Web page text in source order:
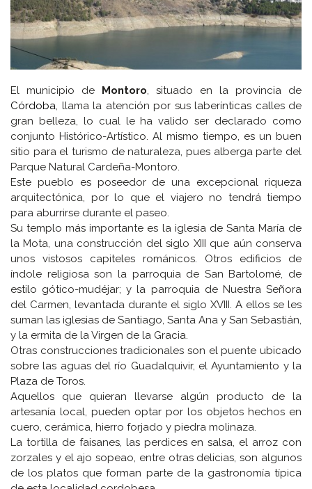
El municipio de Montoro , situado en la provincia de
Córdoba , llama la atención por sus laberínticas calles de
gran belleza, lo cual le ha valido ser declarado como
conjunto Histórico-Artístico. Al mismo tiempo, es un buen
sitio para el turismo de naturaleza, pues alberga parte del
Parque Natural Cardeña-Montoro.
Este pueblo es poseedor de una excepcional riqueza
arquitectónica, por lo que el viajero no tendrá tiempo
para aburrirse durante el paseo.
Su templo más importante es la iglesia de Santa María de
la Mota, una construcción del siglo XIII que aún conserva
unos vistosos capiteles románicos. Otros edificios de
índole religiosa son la parroquia de San Bartolomé, de
estilo gótico-mudéjar; y la parroquia de Nuestra Señora
del Carmen, levantada durante el siglo XVIII. A ellos se les
suman las iglesias de Santiago, Santa Ana y San Sebastián,
y la ermita de la Virgen de la Gracia.
Otras construcciones tradicionales son el puente ubicado
sobre las aguas del río Guadalquivir, el Ayuntamiento y la
Plaza de Toros.
Aquellos que quieran llevarse algún producto de la
artesanía local, pueden optar por los objetos hechos en
cuero, cerámica, hierro forjado y piedra molinaza.
La tortilla de faisanes, las perdices en salsa, el arroz con
zorzales y el ajo sopeao, entre otras delicias, son algunos
de los platos que forman parte de la gastronomía típica